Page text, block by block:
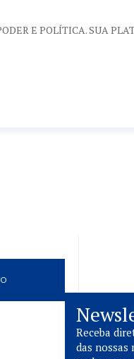
E POLÍTICA. SUA
Receba
das nossas